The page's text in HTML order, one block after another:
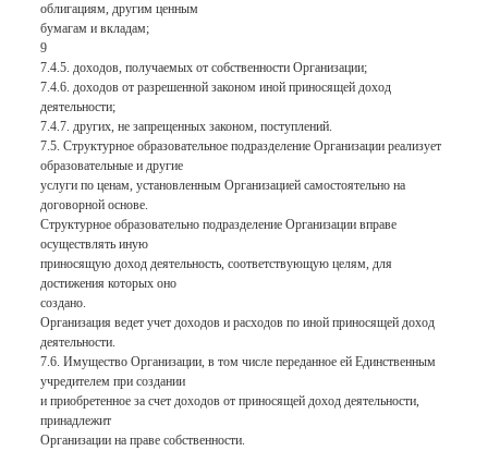
облигациям, другим ценным
бумагам и вкладам;
9
7.4.5. доходов, получаемых от собственности Организации;
7.4.6. доходов от разрешенной законом иной приносящей доход
деятельности;
7.4.7. других, не запрещенных законом, поступлений.
7.5. Структурное образовательное подразделение Организации реализует
образовательные и другие
услуги по ценам, установленным Организацией самостоятельно на
договорной основе.
Структурное образовательно подразделение Организации вправе
осуществлять иную
приносящую доход деятельность, соответствующую целям, для
достижения которых оно
создано.
Организация ведет учет доходов и расходов по иной приносящей доход
деятельности.
7.6. Имущество Организации, в том числе переданное ей Единственным
учредителем при создании
и приобретенное за счет доходов от приносящей доход деятельности,
принадлежит
Организации на праве собственности.